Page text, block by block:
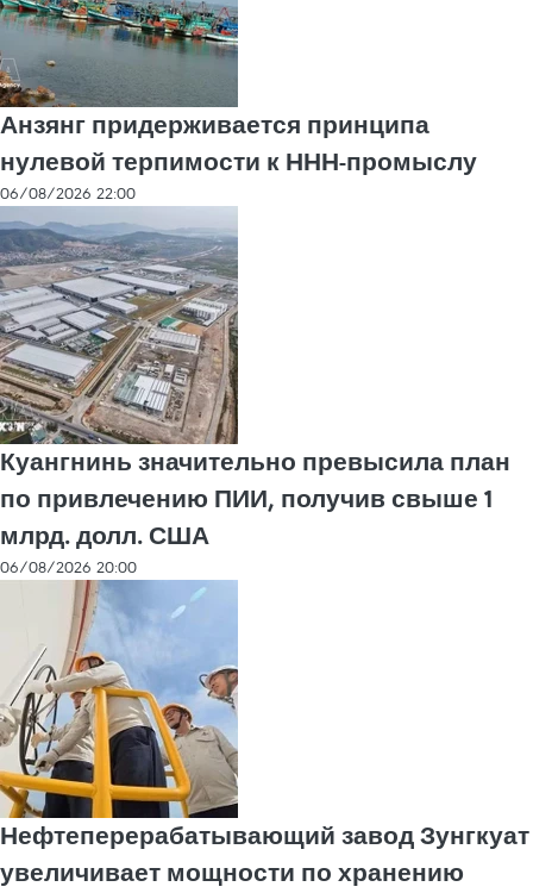
Анзянг придерживается принципа
нулевой терпимости к ННН-промыслу
06/08/2026 22:00
Куангнинь значительно превысила план
по привлечению ПИИ, получив свыше 1
млрд. долл. США
06/08/2026 20:00
Нефтеперерабатывающий завод Зунгкуат
увеличивает мощности по хранению